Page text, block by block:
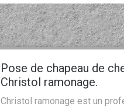
Pose de chapeau de
Christol ramonage.
Christol ramonage est un